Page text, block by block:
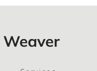
不足していくこと
紹介します。台湾
台湾...
「蓋亞文化